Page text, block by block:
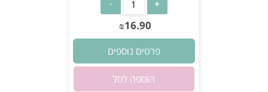
₪16.90
פרטים נוספים
הוספה לסל